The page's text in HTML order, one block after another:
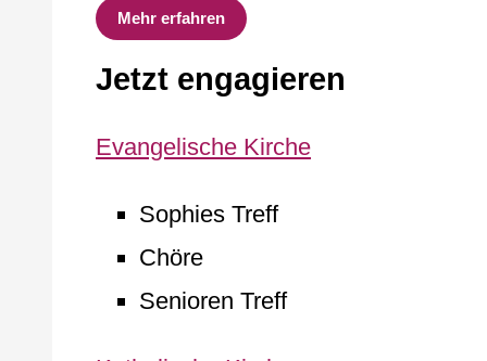
Mehr erfahren
Jetzt engagieren
Evangelische Kirche
Sophies Treff
Chöre
Senioren Treff